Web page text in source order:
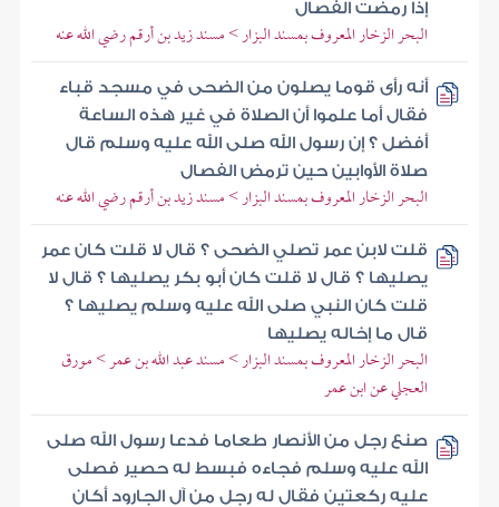
إذا رمضت الفصال
البحر الزخار المعروف بمسند البزار > مسند زيد بن أرقم رضي الله عنه
أنه رأى قوما يصلون من الضحى في مسجد قباء
فقال أما علموا أن الصلاة في غير هذه الساعة
أفضل ؟ إن رسول الله صلى الله عليه وسلم قال
صلاة الأوابين حين ترمض الفصال
البحر الزخار المعروف بمسند البزار > مسند زيد بن أرقم رضي الله عنه
قلت لابن عمر تصلي الضحى ؟ قال لا قلت كان عمر
يصليها ؟ قال لا قلت كان أبو بكر يصليها ؟ قال لا
قلت كان النبي صلى الله عليه وسلم يصليها ؟
قال ما إخاله يصليها
البحر الزخار المعروف بمسند البزار > مسند عبد الله بن عمر > مورق
العجلي عن ابن عمر
صنع رجل من الأنصار طعاما فدعا رسول الله صلى
الله عليه وسلم فجاءه فبسط له حصير فصلى
عليه ركعتين فقال له رجل من آل الجارود أكان